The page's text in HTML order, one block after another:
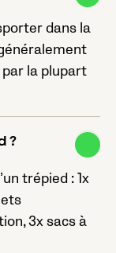
dans la
la plupart
?
trépied : 1x
3x sacs à